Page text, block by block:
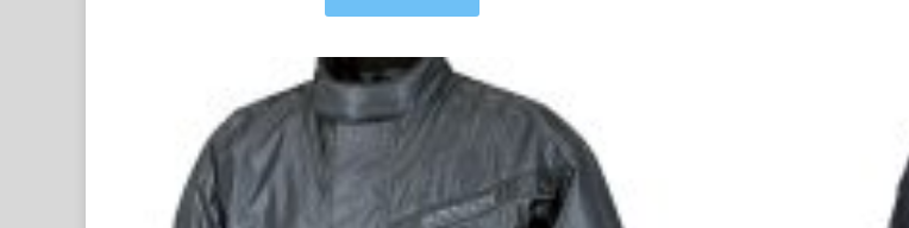
מספר
סוגים.
ניתן
לבחור
את